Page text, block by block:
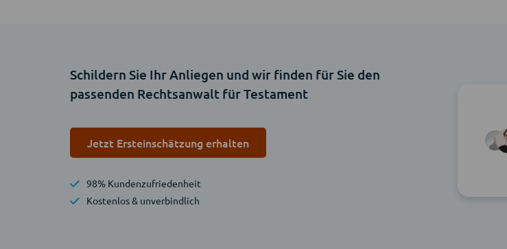
Schildern Sie Ihr Anliegen und wir finden für Sie den
passenden Rechtsanwalt für Testament
Jetzt Ersteinschätzung erhalten
98% Kundenzufriedenheit
Kostenlos & unverbindlich